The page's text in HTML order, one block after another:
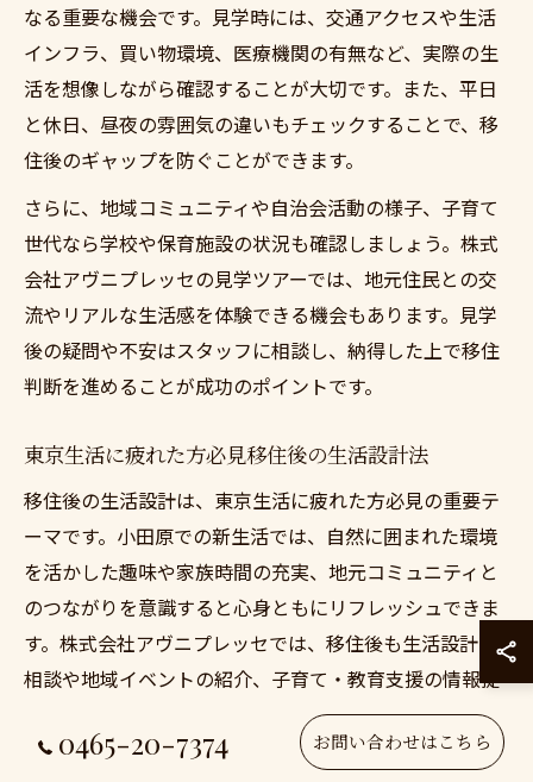
なる重要な機会です。見学時には、交通アクセスや生活
インフラ、買い物環境、医療機関の有無など、実際の生
活を想像しながら確認することが大切です。また、平日
と休日、昼夜の雰囲気の違いもチェックすることで、移
住後のギャップを防ぐことができます。
さらに、地域コミュニティや自治会活動の様子、子育て
世代なら学校や保育施設の状況も確認しましょう。株式
会社アヴニプレッセの見学ツアーでは、地元住民との交
流やリアルな生活感を体験できる機会もあります。見学
後の疑問や不安はスタッフに相談し、納得した上で移住
判断を進めることが成功のポイントです。
東京生活に疲れた方必見移住後の生活設計法
移住後の生活設計は、東京生活に疲れた方必見の重要テ
ーマです。小田原での新生活では、自然に囲まれた環境
を活かした趣味や家族時間の充実、地元コミュニティと
のつながりを意識すると心身ともにリフレッシュできま
す。株式会社アヴニプレッセでは、移住後も生活設計の
相談や地域イベントの紹介、子育て・教育支援の情報提
特に、仕事や子育てとの両立、新しい人間関係の構築に
0465-20-7374 お問い合わせはこちら